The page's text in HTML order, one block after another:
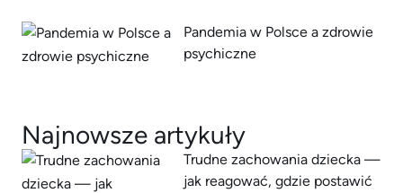
Pandemia w Polsce a zdrowie
psychiczne
Najnowsze artykuły
Trudne zachowania dziecka —
jak reagować, gdzie postawić